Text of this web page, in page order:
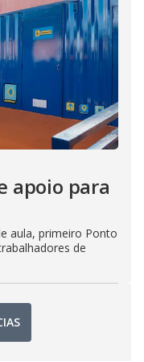
apoio para
aula, primeiro Ponto
de